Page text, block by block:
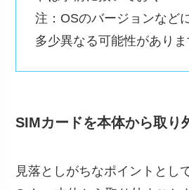
注：OSのバージョンなど
多少異なる可能性がありま
SIMカードを本体から取り
見落としがちなポイントとし